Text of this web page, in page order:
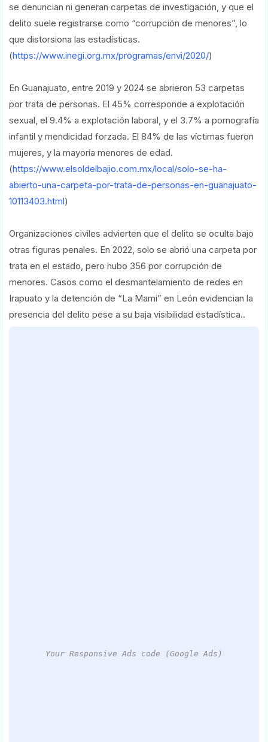
se denuncian ni generan carpetas de investigación, y que el
delito suele registrarse como “corrupción de menores”, lo
que distorsiona las estadísticas.
(https://www.inegi.org.mx/programas/envi/2020/)
En Guanajuato, entre 2019 y 2024 se abrieron 53 carpetas
por trata de personas. El 45% corresponde a explotación
sexual, el 9.4% a explotación laboral, y el 3.7% a pornografía
infantil y mendicidad forzada. El 84% de las víctimas fueron
mujeres, y la mayoría menores de edad.
(https://www.elsoldelbajio.com.mx/local/solo-se-ha-
abierto-una-carpeta-por-trata-de-personas-en-guanajuato-
10113403.html)
Organizaciones civiles advierten que el delito se oculta bajo
otras figuras penales. En 2022, solo se abrió una carpeta por
trata en el estado, pero hubo 356 por corrupción de
menores. Casos como el desmantelamiento de redes en
Irapuato y la detención de “La Mami” en León evidencian la
presencia del delito pese a su baja visibilidad estadística..
Your Responsive Ads code (Google Ads)